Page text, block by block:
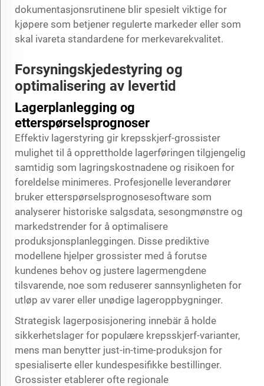
dokumentasjonsrutinene blir spesielt viktige for
kjøpere som betjener regulerte markeder eller som
skal ivareta standardene for merkevarekvalitet.
Forsyningskjedestyring og
optimalisering av levertid
Lagerplanlegging og
etterspørselsprognoser
Effektiv lagerstyring gir krepsskjerf-grossister
mulighet til å opprettholde lagerføringen tilgjengelig
samtidig som lagringskostnadene og risikoen for
foreldelse minimeres. Profesjonelle leverandører
bruker etterspørselsprognosesoftware som
analyserer historiske salgsdata, sesongmønstre og
markedstrender for å optimalisere
produksjonsplanleggingen. Disse prediktive
modellene hjelper grossister med å forutse
kundenes behov og justere lagermengdene
tilsvarende, noe som reduserer sannsynligheten for
utløp av varer eller unødige lageroppbygninger.
Strategisk lagerposisjonering innebär å holde
sikkerhetslager for populære krepsskjerf-varianter,
mens man benytter just-in-time-produksjon for
spesialiserte eller kundespesifikke bestillinger.
Grossister etablerer ofte regionale